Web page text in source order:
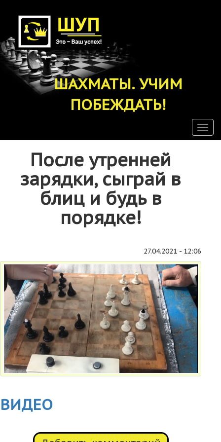
основному
содержанию
ШАХМАТЫ. УЧИМ
ПОБЕЖДАТЬ!
После утренней
зарядки, сыграй в
блиц и будь в
порядке!
27.04.2021 - 12:06
ВИДЕО